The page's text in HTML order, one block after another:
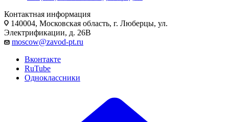
Контактная информация
140004, Московская область, г. Люберцы, ул.
Электрификации, д. 26В
moscow@zavod-pt.ru
Вконтакте
RuTube
Одноклассники